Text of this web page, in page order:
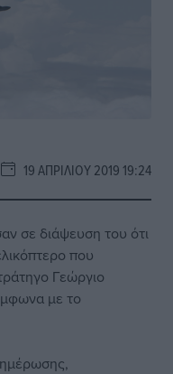
19 ΑΠΡΙΛΊΟΥ 2019 19:24
σε διάψευση του ότι
που
Γεώργιο
με το